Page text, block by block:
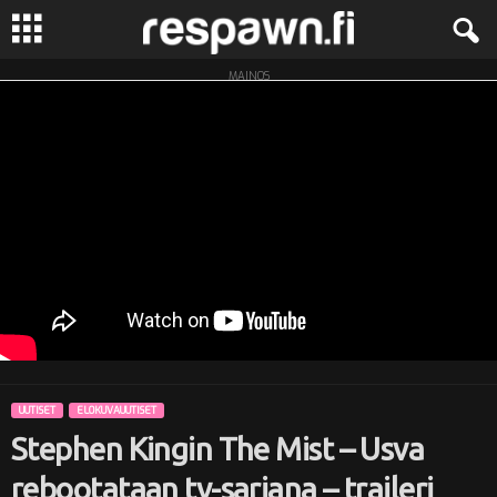
R
w
MAINOS
UUTISET ELOKUVAUUTISET
Stephen Kingin The Mist – Usva
rebootataan tv-sarjana – traileri